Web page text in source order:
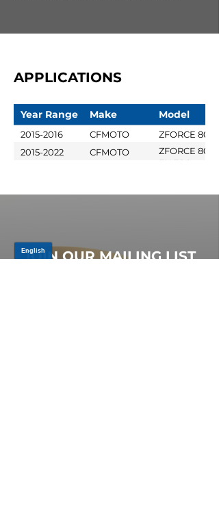
APPLICATIONS
Year Range Make Model
2015-2016 CFMOTO
ZFORCE 800
2015-2022
CFMOTO
ZFORCE 800
EX EPS
JOIN OUR MAILING LIST